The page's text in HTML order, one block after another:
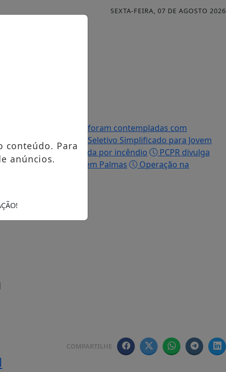
SEXTA-FEIRA, 07 DE AGOSTO 2026
Famílias palmenses foram contempladas com
abre Processo Seletivo Simplificado para Jovem
teve a casa destruída por incêndio
PCPR divulga
prende homem em Palmas
Operação na
COMPARTILHE
conteúdo. Para
anúncios.